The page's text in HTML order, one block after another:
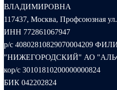
ВЛАДИМИРОВНА
117437, Москва, Профсоюзная
ИНН 772861067947
р/с 40802810829070004209
"НИЖЕГОРОДСКИЙ" АО
кор/с 30101810200000000824
БИК 042202824